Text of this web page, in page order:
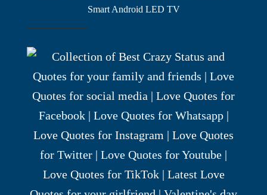
Smart Android LED TV